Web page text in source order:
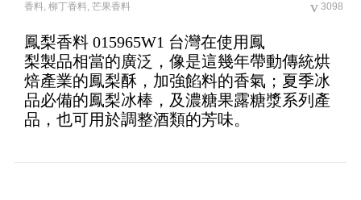
香料, 柳丁香料, 芒果香料 3098
of 5
鳳梨香料 015965W1 台灣在使用鳳
梨製品相當的廣泛，像是這幾年帶動傳統烘
焙產業的鳳梨酥，加強餡料的香氣；夏季冰
品必備的鳳梨冰棒，及濃糖果露糖漿系列產
品，也可用於調整酒類的芳味。